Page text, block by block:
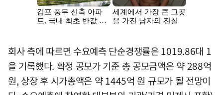
회사 측에 따르면 수요예측 단순경쟁률은 1019.86대 1
을 기록했다. 확정 공모가 기준 총 공모금액은 약 288억
원, 상장 후 시가총액은 약 1445억 원 규모가 될 전망이